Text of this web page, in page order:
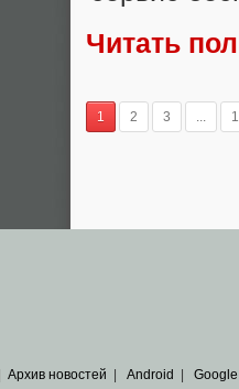
Читать
1 2 3 ...
Архив новостей Android Google